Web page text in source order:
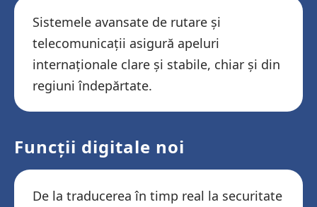
Sistemele avansate de rutare și
telecomunicații asigură apeluri
internaționale clare și stabile, chiar și din
regiuni îndepărtate.
Funcții digitale noi
De la traducerea în timp real la securitate